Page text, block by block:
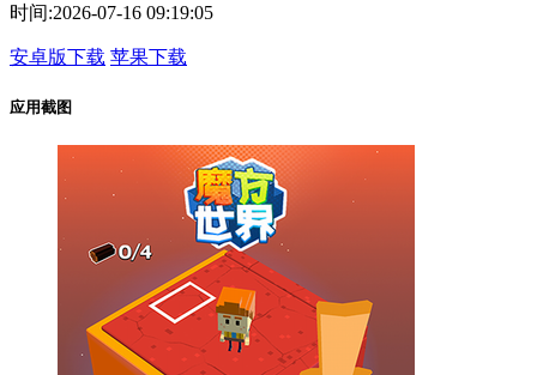
时间:2026-07-16 09:19:05
安卓版下载 苹果下载
应用截图